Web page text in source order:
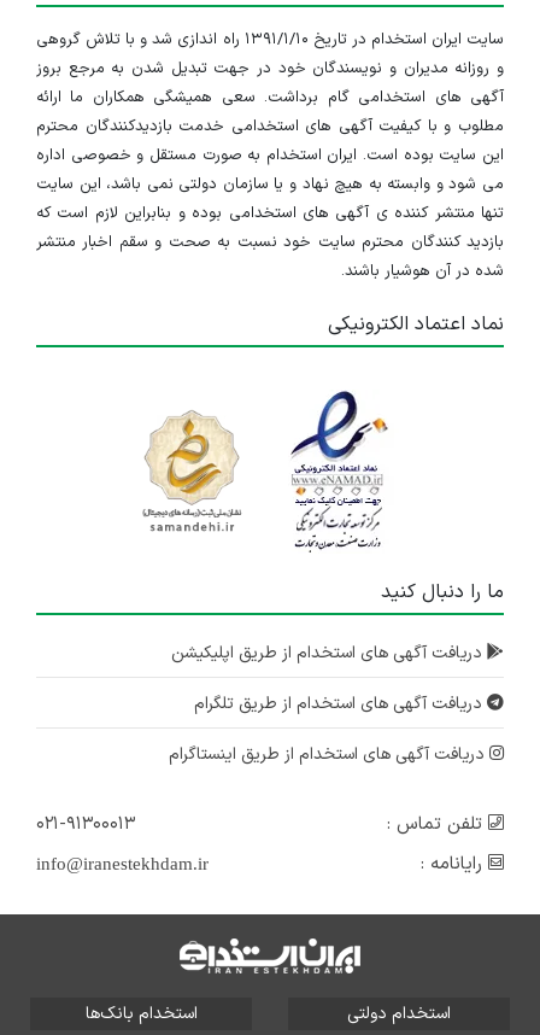
سایت ایران استخدام در تاریخ ۱۳۹۱/۱/۱۰ راه اندازی شد و با تلاش گروهی
و روزانه مدیران و نویسندگان خود در جهت تبدیل شدن به مرجع بروز
آگهی های استخدامی گام برداشت. سعی همیشگی همکاران ما ارائه
مطلوب و با کیفیت آگهی های استخدامی خدمت بازدیدکنندگان محترم
این سایت بوده است. ایران استخدام به صورت مستقل و خصوصی اداره
می شود و وابسته به هیچ نهاد و یا سازمان دولتی نمی باشد، این سایت
تنها منتشر کننده ی آگهی های استخدامی بوده و بنابراین لازم است که
بازدید کنندگان محترم سایت خود نسبت به صحت و سقم اخبار منتشر
شده در آن هوشیار باشند.
نماد اعتماد الکترونیکی
ما را دنبال کنید
دریافت آگهی های استخدام از طریق اپلیکیشن
دریافت آگهی های استخدام از طریق تلگرام
دریافت آگهی های استخدام از طریق اینستاگرام
تلفن تماس :
۰۲۱-۹۱۳۰۰۰۱۳
رایانامه :
info@iranestekhdam.ir
استخدام دولتی استخدام بانک‌ها